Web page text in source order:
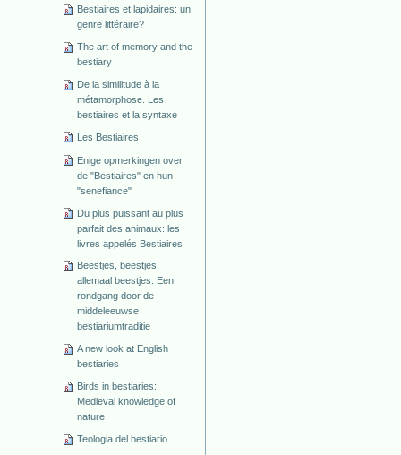
Bestiaires et lapidaires: un
genre littéraire?
The art of memory and the
bestiary
De la similitude à la
métamorphose. Les
bestiaires et la syntaxe
Les Bestiaires
Enige opmerkingen over
de "Bestiaires" en hun
"senefiance"
Du plus puissant au plus
parfait des animaux: les
livres appelés Bestiaires
Beestjes, beestjes,
allemaal beestjes. Een
rondgang door de
middeleeuwse
bestiariumtraditie
A new look at English
bestiaries
Birds in bestiaries:
Medieval knowledge of
nature
Teologia del bestiario